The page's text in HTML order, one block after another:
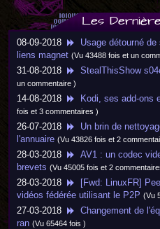
Les
08-09-2018
Usage détourné
liens magnet (Vu 43488 fois et un
31-08-2018 StealThisShow
un commentaire )
14-08-2018 Kodi, ses add-ons
fois et 3 commentaires )
26-07-2018
Un brin de
l'annuaire (Vu 43826 fois et 2
28-03-2018
AV1 : un codec
brevets (Vu 45005 fois et 2
28-03-2018
[Fwd: LinuxFR]
vidéos fédérée utilisant le P2P (Vu
27-03-2018
Changement de
ran (Vu 65464 fois )